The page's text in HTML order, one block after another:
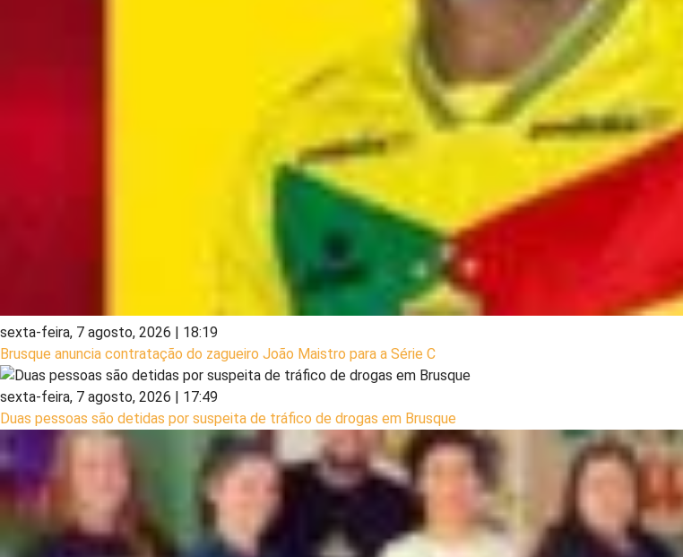
sexta-feira, 7 agosto, 2026 | 18:19
Brusque anuncia contratação do zagueiro João Maistro para a Série C
sexta-feira, 7 agosto, 2026 | 17:49
Duas pessoas são detidas por suspeita de tráfico de drogas em Brusque